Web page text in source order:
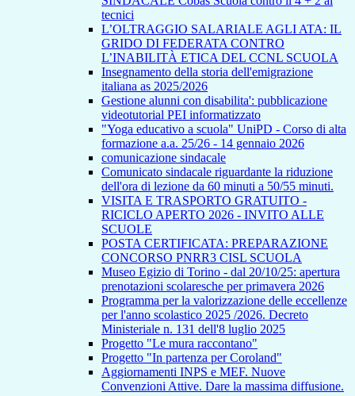
tecnici
L’OLTRAGGIO SALARIALE AGLI ATA: IL
GRIDO DI FEDERATA CONTRO
L’INABILITÀ ETICA DEL CCNL SCUOLA
Insegnamento della storia dell'emigrazione
italiana as 2025/2026
Gestione alunni con disabilita': pubblicazione
videotutorial PEI informatizzato
"Yoga educativo a scuola" UniPD - Corso di alta
formazione a.a. 25/26 - 14 gennaio 2026
comunicazione sindacale
Comunicato sindacale riguardante la riduzione
dell'ora di lezione da 60 minuti a 50/55 minuti.
VISITA E TRASPORTO GRATUITO -
RICICLO APERTO 2026 - INVITO ALLE
SCUOLE
POSTA CERTIFICATA: PREPARAZIONE
CONCORSO PNRR3 CISL SCUOLA
Museo Egizio di Torino - dal 20/10/25: apertura
prenotazioni scolaresche per primavera 2026
Programma per la valorizzazione delle eccellenze
per l'anno scolastico 2025 /2026. Decreto
Ministeriale n. 131 dell'8 luglio 2025
Progetto "Le mura raccontano"
Progetto "In partenza per Coroland"
Aggiornamenti INPS e MEF. Nuove
Convenzioni Attive. Dare la massima diffusione.